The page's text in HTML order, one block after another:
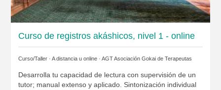
Curso de registros akáshicos, nivel 1 - online
Curso/Taller · A distancia u online · AGT Asociación Gokai de Terapeutas
Desarrolla tu capacidad de lectura con supervisión de un
tutor; manual extenso y aplicado. Sintonización individual